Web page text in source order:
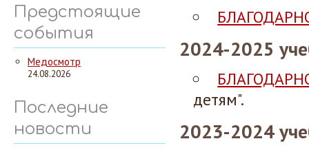
Предстоящие
события
Медосмотр
24.08.2026
Последние
новости
2024-2025
детям".
2023-2024